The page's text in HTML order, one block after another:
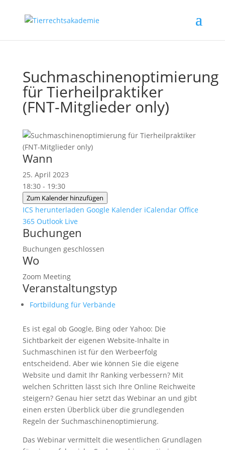
Suchmaschinenoptimierung
für Tierheilpraktiker
(FNT-Mitglieder only)
Wann
25. April 2023
18:30 - 19:30
Zum Kalender hinzufügen
ICS herunterladen Google Kalender iCalendar Office
365 Outlook Live
Buchungen
Buchungen geschlossen
Wo
Zoom Meeting
Veranstaltungstyp
Fortbildung für Verbände
Es ist egal ob Google, Bing oder Yahoo: Die
Sichtbarkeit der eigenen Website-Inhalte in
Suchmaschinen ist für den Werbeerfolg
entscheidend. Aber wie können Sie die eigene
Website und damit Ihr Ranking verbessern? Mit
welchen Schritten lässt sich Ihre Online Reichweite
steigern? Genau hier setzt das Webinar an und gibt
einen ersten Überblick über die grundlegenden
Regeln der Suchmaschinenoptimierung.
Das Webinar vermittelt die wesentlichen Grundlagen